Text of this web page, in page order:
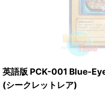
英語版 PCK-001 Blue-
(シークレットレア)